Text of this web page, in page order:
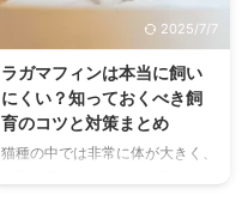
に暮らし始めてから慌てないよう
な準備が必要。 ペットをお迎え
ことです。しっかりとポイントを
おさえて、愛猫との生活を楽しい
ものにしていきましょう。 この
記事の結論 猫をお迎えする前に
2025/7/7
ラガマフィンは本当に飼い
にくい？知っておくべき飼
育のコツと対策まとめ
猫種の中では非常に体が大きく、